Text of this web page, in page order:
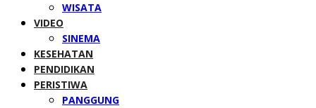
WISATA
VIDEO
SINEMA
KESEHATAN
PENDIDIKAN
PERISTIWA
PANGGUNG